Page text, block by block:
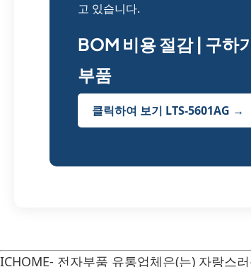
고 있습니다.
BOM 비용 절감 | 구하
부품
클릭하여 보기 LTS-5601AG →
ICHOME- 전자부품 유통업체은(는) 자랑스